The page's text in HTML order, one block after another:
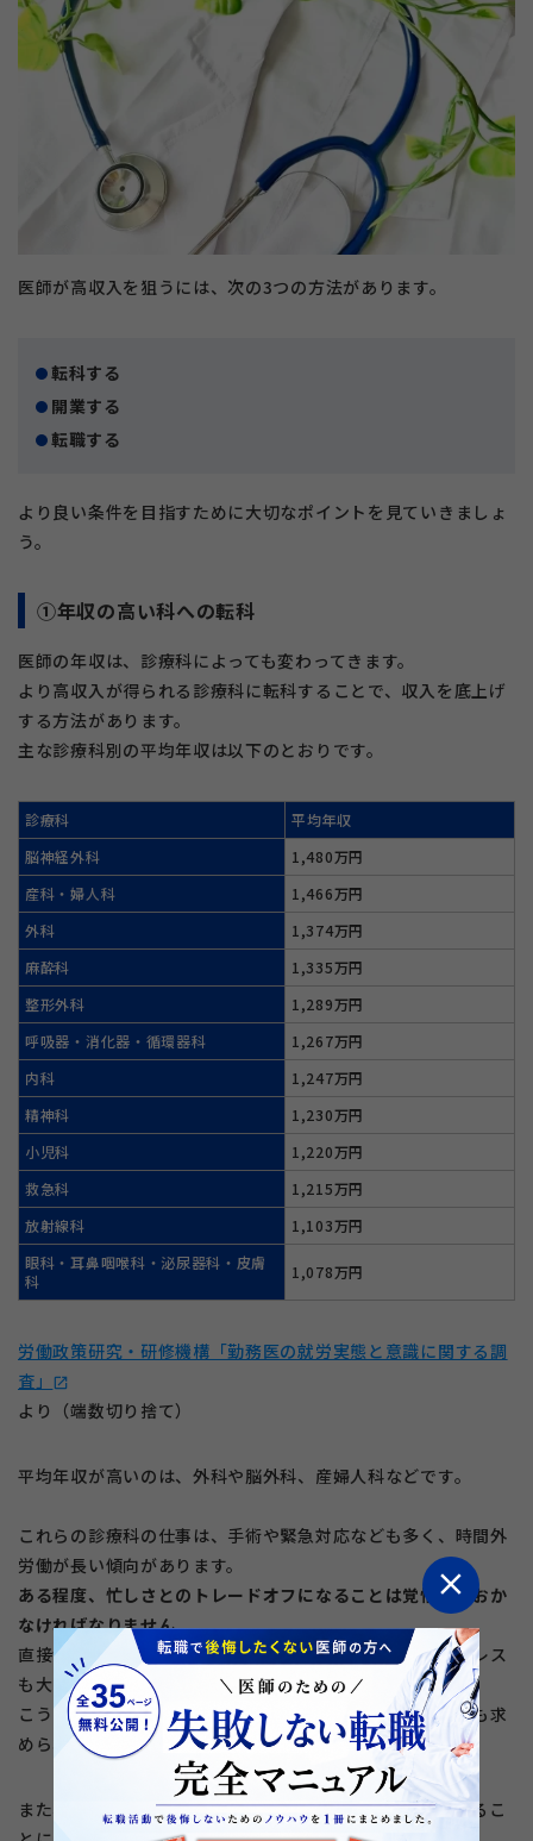
医師が高収入を狙うには、次の3つの方法があります。
転科する
開業する
転職する
より良い条件を目指すために大切なポイントを見ていきましょ
う。
①年収の高い科への転科
医師の年収は、診療科によっても変わってきます。
より高収入が得られる診療科に転科することで、収入を底上げ
する方法があります。
主な診療科別の平均年収は以下のとおりです。
診療科
平均年収
脳神経外科
1,480万円
産科・婦人科
1,466万円
外科
1,374万円
麻酔科
1,335万円
整形外科
1,289万円
呼吸器・消化器・循環器科
1,267万円
内科
1,247万円
精神科
1,230万円
小児科
1,220万円
救急科
1,215万円
放射線科
1,103万円
眼科・耳鼻咽喉科・泌尿器科・皮膚
科
1,078万円
労働政策研究・研修機構「勤務医の就労実態と意識に関する調
査」
open_in_new
より（端数切り捨て）
平均年収が高いのは、外科や脳外科、産婦人科などです。
これらの診療科の仕事は、手術や緊急対応なども多く、時間外
労働が長い傾向があります。
ある程度、忙しさとのトレードオフになることは覚悟しておか
なければなりません。
直接命に関わる場面に立ち会うことも多く、勤務上のストレス
も大きくなります。
こうした高収入の診療科で働いていくには、強いメンタルも求
められるでしょう。
また、転科するとなると、これまでのキャリアを一旦捨てるこ
close